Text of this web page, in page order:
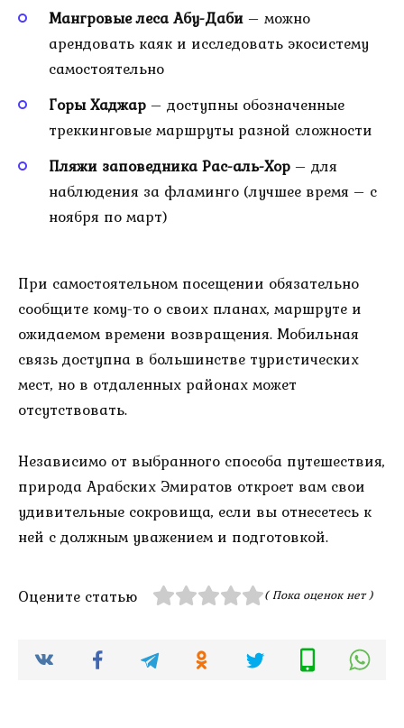
Мангровые леса Абу-Даби – можно
арендовать каяк и исследовать экосистему
самостоятельно
Горы Хаджар – доступны обозначенные
треккинговые маршруты разной сложности
Пляжи заповедника Рас-аль-Хор – для
наблюдения за фламинго (лучшее время – с
ноября по март)
При самостоятельном посещении обязательно
сообщите кому-то о своих планах, маршруте и
ожидаемом времени возвращения. Мобильная
связь доступна в большинстве туристических
мест, но в отдаленных районах может
отсутствовать.
Независимо от выбранного способа путешествия,
природа Арабских Эмиратов откроет вам свои
удивительные сокровища, если вы отнесетесь к
ней с должным уважением и подготовкой.
Оцените статью ( Пока оценок нет )